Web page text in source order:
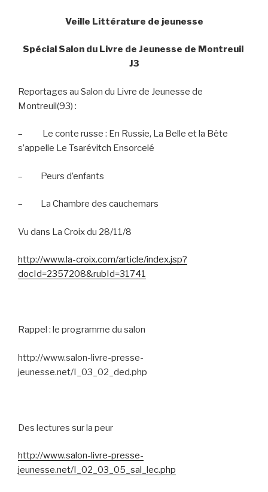
Veille Littérature de jeunesse
Spécial Salon du Livre de Jeunesse de Montreuil
J3
Reportages au Salon du Livre de Jeunesse de
Montreuil(93) :
–
Le conte russe : En Russie, La Belle et la Bête
s’appelle Le Tsarévitch Ensorcelé
– Peurs d’enfants
– La Chambre des cauchemars
Vu dans La Croix du 28/11/8
http://www.la-croix.com/article/index.jsp?
docId=2357208&rubId=31741
Rappel : le programme du salon
http://www.salon-livre-presse-
jeunesse.net/I_03_02_ded.php
Des lectures sur la peur
http://www.salon-livre-presse-
jeunesse.net/I_02_03_05_sal_lec.php